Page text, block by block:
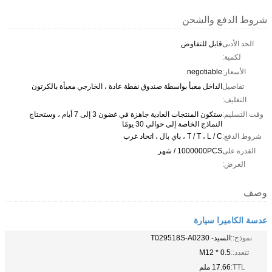
شروط الدفع والشحن
الحد الأدنى
لكمية:
قابل للتفاوض
الأسعار:negotiable
تفاصيل
التغليف:
الداخل معبأ بواسطة صندوق نفطة عادة ، الخارجي معبأة بالكرتون
وقت التسليم:
ستكون المنتجات العادية جاهزة في غضون 3 إلى 7 أيام ، وستحتاج
النماذج الخاصة إلى حوالي 30 يومًا
شروط الدفع:T / T ، L / C ، باي بال ، اتحاد غرب
القدرة على
العرض:
1000000PCS / شهر
وصف
عدسة الكاميرا سيارة
نموذج::السيد- T029518S-A0230
تتعدد::M12 * 0.5
TTL: 17.66 ملم